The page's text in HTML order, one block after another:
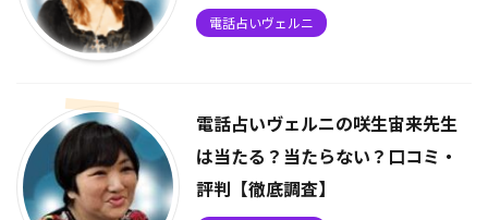
電話占いヴェルニ
電話占いヴェルニの咲生宙来先生
は当たる？当たらない？口コミ・
評判【徹底調査】